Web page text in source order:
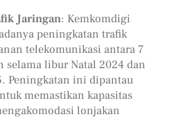
Jaringan: Kemkomdigi
peningkatan trafik
telekomunikasi antara 7
selama libur Natal 2024 dan
Peningkatan ini dipantau
memastikan kapasitas
lonjakan